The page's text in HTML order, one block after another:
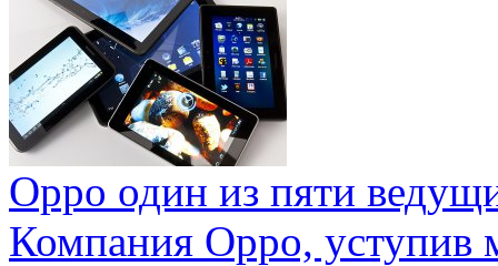
Oppo один из пяти
Компания Oppo, уступив